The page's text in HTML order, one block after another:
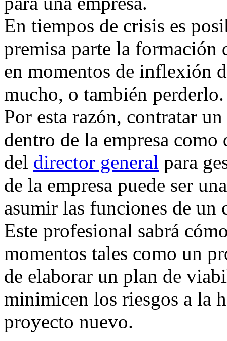
En tiempos de crisis es
premisa parte la formación
en momentos de inflexión
mucho, o también perderlo.
Por esta razón, contratar
dentro de la empresa
del director general para
de la empresa puede ser
asumir las funciones de un
Este profesional sabrá
momentos tales como un
de elaborar un plan de
minimicen los riesgos a la
proyecto nuevo.